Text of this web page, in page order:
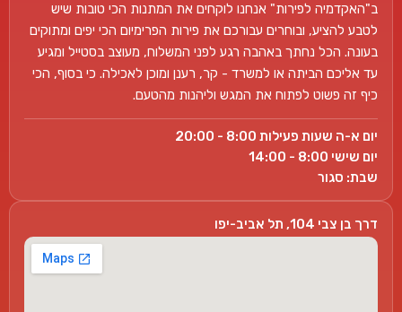
ב"האקדמיה לפירות" אנחנו לוקחים את המתנות הכי טובות שיש
לטבע להציע, ובוחרים עבורכם את פירות הפרימיום הכי יפים ומתוקים
בעונה. הכל נחתך באהבה רגע לפני המשלוח, מעוצב בסטייל ומגיע
עד אליכם הביתה או למשרד - קר, רענן ומוכן לאכילה. כי בסוף, הכי
כיף זה פשוט לפתוח את המגש וליהנות מהטעם.
יום א-ה שעות פעילות 8:00 - 20:00
יום שישי 8:00 - 14:00
שבת: סגור
דרך בן צבי 104, תל אביב-יפו